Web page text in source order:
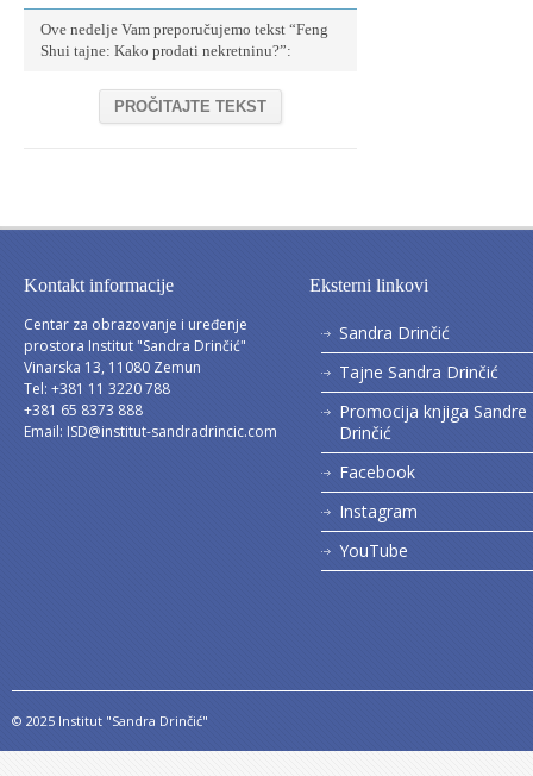
Ove nedelje Vam preporučujemo tekst “Feng
Shui tajne: Kako prodati nekretninu?”:
PROČITAJTE TEKST
Kontakt informacije
Centar za obrazovanje i uređenje
prostora Institut "Sandra Drinčić"
Vinarska 13, 11080 Zemun
Tel: +381 11 3220 788
+381 65 8373 888
Email: ISD@institut-sandradrincic.com
Eksterni linkovi
Sandra Drinčić
Tajne Sandra Drinčić
Promocija knjiga Sandre
Drinčić
Facebook
Instagram
YouTube
© 2025 Institut "Sandra Drinčić"